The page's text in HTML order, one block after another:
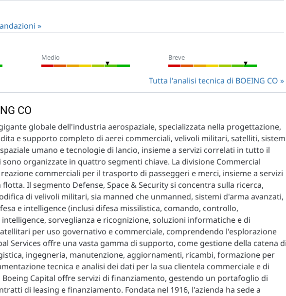
»
Medio Breve
Tutta l'analisi tecnica di BOEING CO
CO
globale dell'industria aerospaziale, specializzata nella progettazione,
e supporto completo di aerei commerciali, velivoli militari, satelliti,
umano e tecnologie di lancio, insieme a servizi correlati in tutto il
organizzate in quattro segmenti chiave. La divisione Commercial
commerciali per il trasporto di passeggeri e merci, insieme a servizi
Il segmento Defense, Space & Security si concentra sulla ricerca,
di velivoli militari, sia manned che unmanned, sistemi d'arma avanzati,
e intelligence (inclusi difesa missilistica, comando, controllo,
sorveglianza e ricognizione, soluzioni informatiche e di
per uso governativo e commerciale, comprendendo l'esplorazione
Services offre una vasta gamma di supporto, come gestione della catena
ingegneria, manutenzione, aggiornamenti, ricambi, formazione per
tecnica e analisi dei dati per la sua clientela commerciale e di
Capital offre servizi di finanziamento, gestendo un portafoglio di
di leasing e finanziamento. Fondata nel 1916, l'azienda ha sede a